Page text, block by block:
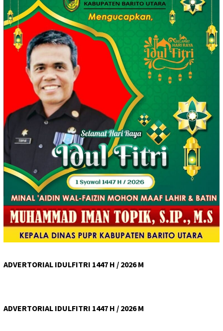
ADVERTORIAL IDULFITRI 1447 H / 2026 M
ADVERTORIAL IDULFITRI 1447 H / 2026 M